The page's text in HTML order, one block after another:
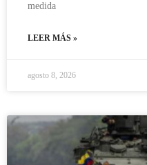
medida
LEER MÁS »
agosto 8, 2026